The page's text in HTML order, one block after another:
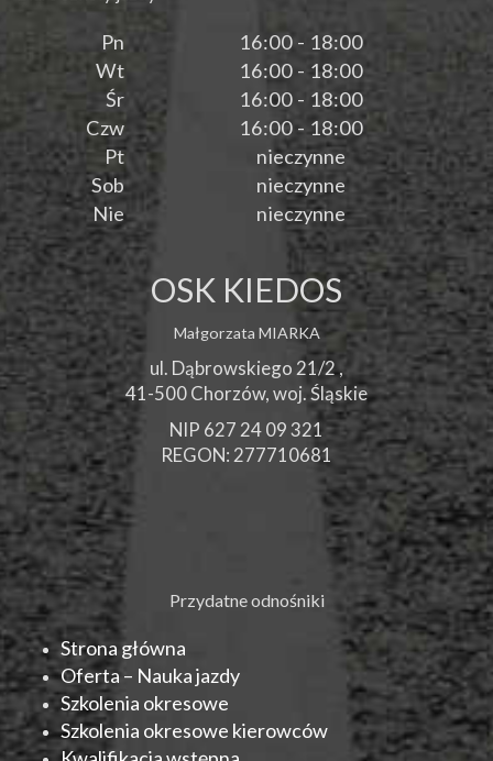
Pn
16:00 - 18:00
Wt
16:00 - 18:00
Śr
16:00 - 18:00
Czw
16:00 - 18:00
Pt
nieczynne
Sob
nieczynne
Nie
nieczynne
OSK KIEDOS
Małgorzata MIARKA
ul. Dąbrowskiego 21/2 ,
41-500Chorzów, woj.Śląskie
NIP 627 24 09 321
REGON: 277710681
Przydatne odnośniki
Strona główna
Oferta – Nauka jazdy
Szkolenia okresowe
Szkolenia okresowe kierowców